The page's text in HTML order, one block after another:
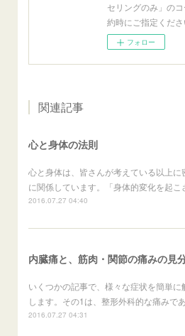
セリングのみ」の
約時にご指定くだ
フォロー
関連記事
心と身体の法則
心と身体は、皆さんが考えている以上に
に関係しています。「身体的変化を起こ
2016.07.27 04:40
いくつかの記事で、様々な症状を簡単に
します。その1は、整形外科的な痛みで
2016.07.27 04:31